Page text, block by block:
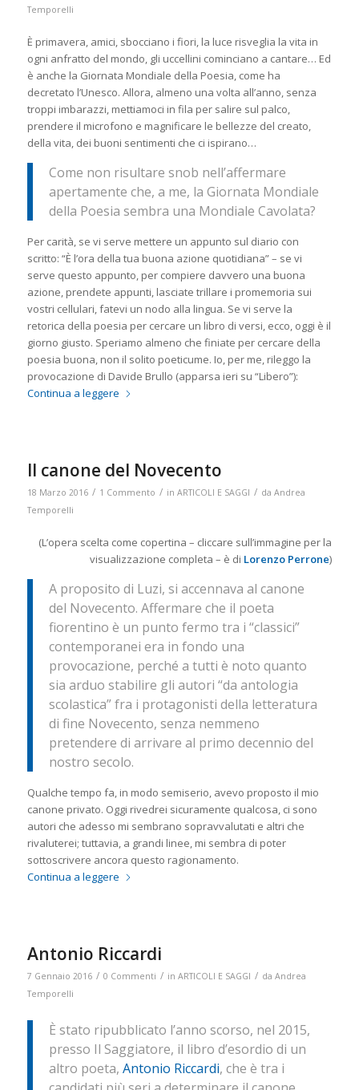
Temporelli
È primavera, amici, sbocciano i fiori, la luce risveglia la vita in
ogni anfratto del mondo, gli uccellini cominciano a cantare… Ed
è anche la Giornata Mondiale della Poesia, come ha
decretato l’Unesco. Allora, almeno una volta all’anno, senza
troppi imbarazzi, mettiamoci in fila per salire sul palco,
prendere il microfono e magnificare le bellezze del creato,
della vita, dei buoni sentimenti che ci ispirano…
Come non risultare snob nell’affermare
apertamente che, a me, la Giornata Mondiale
della Poesia sembra una Mondiale Cavolata?
Per carità, se vi serve mettere un appunto sul diario con
scritto: “È l’ora della tua buona azione quotidiana” – se vi
serve questo appunto, per compiere davvero una buona
azione, prendete appunti, lasciate trillare i promemoria sui
vostri cellulari, fatevi un nodo alla lingua. Se vi serve la
retorica della poesia per cercare un libro di versi, ecco, oggi è il
giorno giusto. Speriamo almeno che finiate per cercare della
poesia buona, non il solito poeticume. Io, per me, rileggo la
provocazione di Davide Brullo (apparsa ieri su “Libero”):
Continua a leggere
Il canone del Novecento
18 Marzo 2016 / 1 Commento / in ARTICOLI E SAGGI / da Andrea
Temporelli
(L’opera scelta come copertina – cliccare sull’immagine per la
visualizzazione completa – è di Lorenzo Perrone)
A proposito di Luzi, si accennava al canone
del Novecento. Affermare che il poeta
fiorentino è un punto fermo tra i “classici”
contemporanei era in fondo una
provocazione, perché a tutti è noto quanto
sia arduo stabilire gli autori “da antologia
scolastica” fra i protagonisti della letteratura
di fine Novecento, senza nemmeno
pretendere di arrivare al primo decennio del
nostro secolo.
Qualche tempo fa, in modo semiserio, avevo proposto il mio
canone privato. Oggi rivedrei sicuramente qualcosa, ci sono
autori che adesso mi sembrano sopravvalutati e altri che
rivaluterei; tuttavia, a grandi linee, mi sembra di poter
sottoscrivere ancora questo ragionamento.
Continua a leggere
Antonio Riccardi
7 Gennaio 2016 / 0 Commenti / in ARTICOLI E SAGGI / da Andrea
Temporelli
È stato ripubblicato l’anno scorso, nel 2015,
presso Il Saggiatore, il libro d’esordio di un
altro poeta, Antonio Riccardi, che è tra i